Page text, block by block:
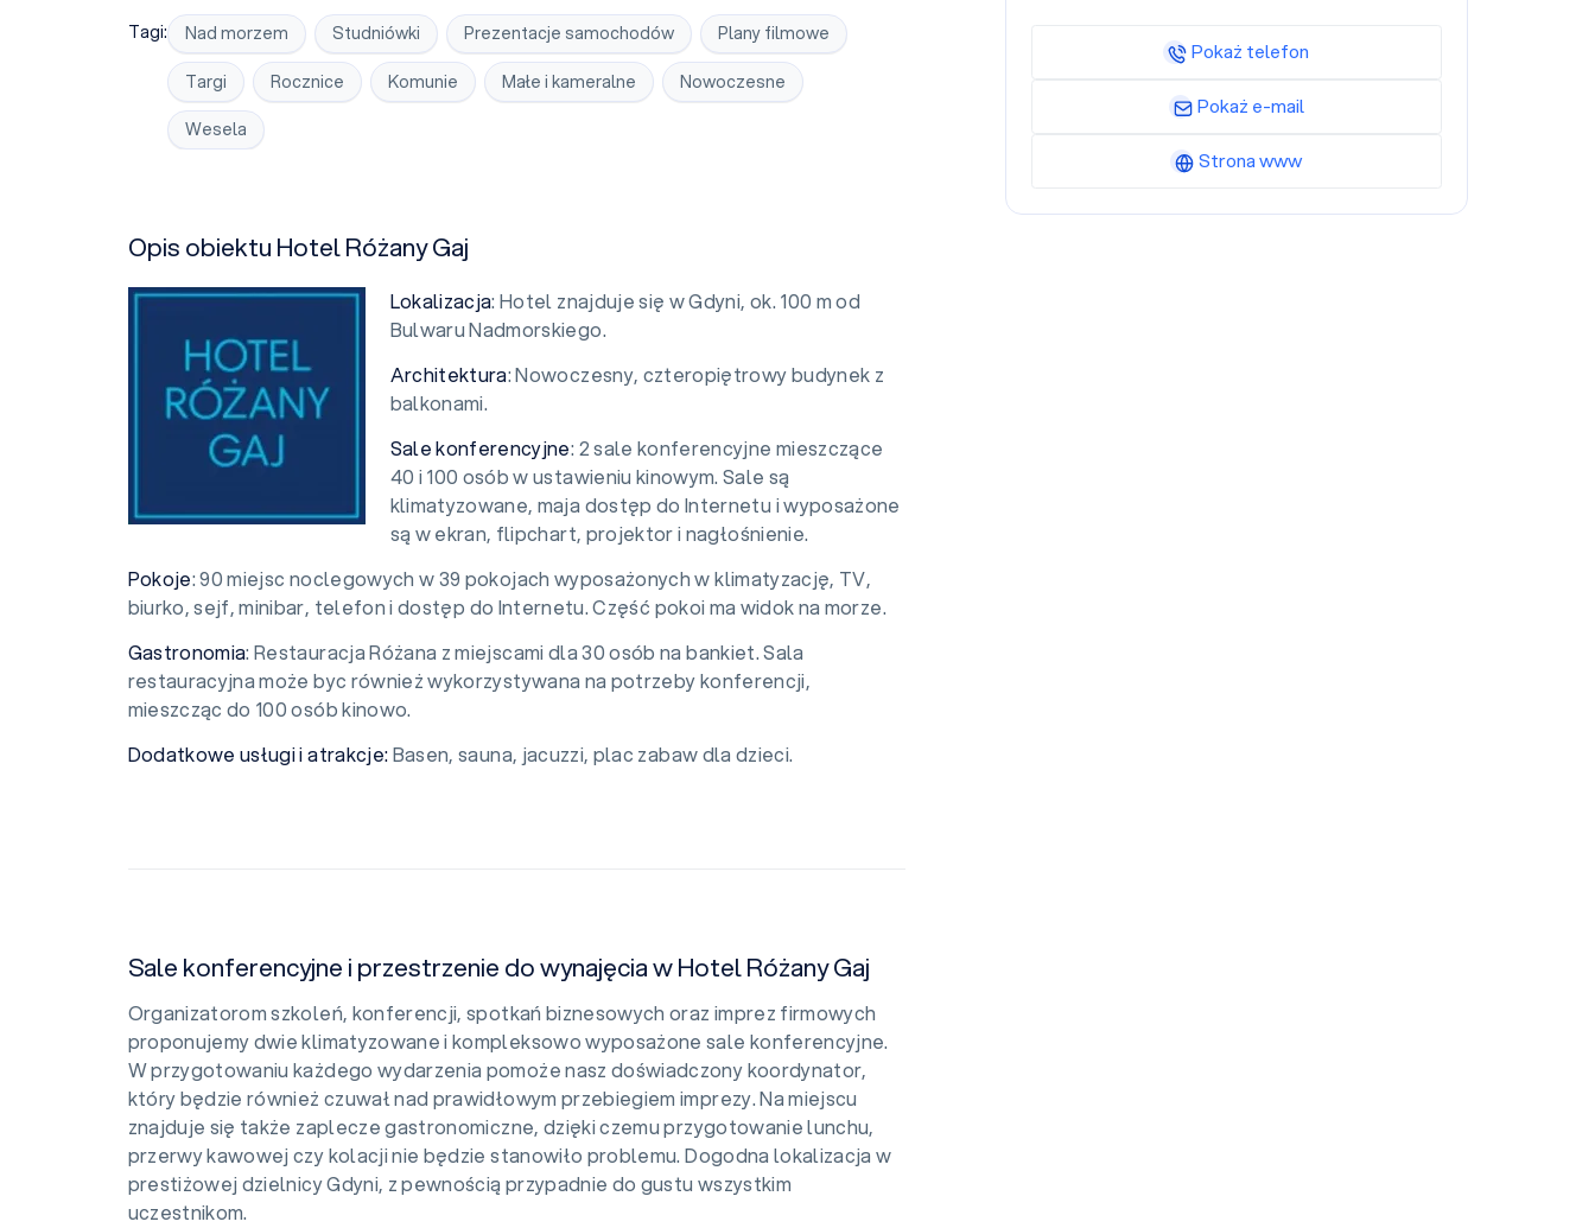
Tagi: Nad morzem Studniówki Prezentacje samochodów Plany filmowe
Targi Rocznice Komunie Małe i kameralne Nowoczesne
Wesela
Opis obiektu Hotel Różany Gaj
Lokalizacja: Hotel znajduje się w Gdyni, ok. 100 m od
Bulwaru Nadmorskiego.
Architektura: Nowoczesny, czteropiętrowy budynek z
balkonami.
Sale konferencyjne: 2 sale konferencyjne mieszczące
40 i 100 osób w ustawieniu kinowym. Sale są
klimatyzowane, maja dostęp do Internetu i wyposażone
są w ekran, flipchart, projektor i nagłośnienie.
Pokoje: 90 miejsc noclegowych w 39 pokojach wyposażonych w klimatyzację, TV,
biurko, sejf, minibar, telefon i dostęp do Internetu. Część pokoi ma widok na morze.
Gastronomia: Restauracja Różana z miejscami dla 30 osób na bankiet. Sala
restauracyjna może byc również wykorzystywana na potrzeby konferencji,
mieszcząc do 100 osób kinowo.
Dodatkowe usługi i atrakcje:Basen, sauna, jacuzzi, plac zabaw dla dzieci.
Sale konferencyjne i przestrzenie do wynajęcia w Hotel Różany Gaj
Organizatorom szkoleń, konferencji, spotkań biznesowych oraz imprez firmowych
proponujemy dwie klimatyzowane i kompleksowo wyposażone sale konferencyjne.
W przygotowaniu każdego wydarzenia pomoże nasz doświadczony koordynator,
który będzie również czuwał nad prawidłowym przebiegiem imprezy. Na miejscu
znajduje się także zaplecze gastronomiczne, dzięki czemu przygotowanie lunchu,
przerwy kawowej czy kolacji nie będzie stanowiło problemu. Dogodna lokalizacja w
prestiżowej dzielnicy Gdyni, z pewnością przypadnie do gustu wszystkim
uczestnikom.
Pokaż telefon
Pokaż e-mail
Strona www